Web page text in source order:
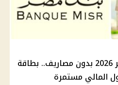
فتح حساب توفير بنك مصر 2026 بدون مصاريف.. بطاقة
المالي مستمرة